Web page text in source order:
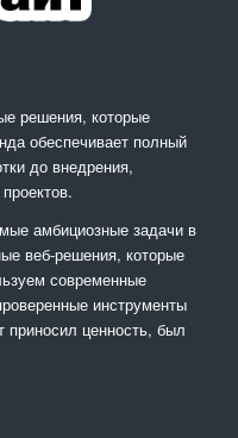
решения, которые
обеспечивает полный
до внедрения,
амбициозные задачи в
веб-решения, которые
современные
инструменты
приносил ценность, был